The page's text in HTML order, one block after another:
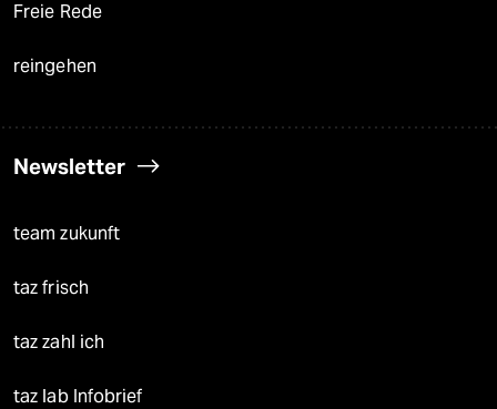
Freie Rede
reingehen
Newsletter
team zukunft
taz frisch
taz zahl ich
taz lab Infobrief